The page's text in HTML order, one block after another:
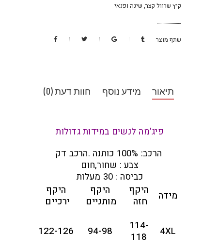
קיץ שרוול קצר, שינה ופנאי
שתף מוצר
תיאור מידע נוסף חוות דעת (0)
פיג'מה לנשים במידות גדולות
הרכב: 100% כותנה .הרכב דק
צבע : שחור,חום
כביסה : 30 מעלות
מידה
היקף
חזה
היקף
מותניים
היקף
ירכיים
4XL
114-
118
94-98
122-126